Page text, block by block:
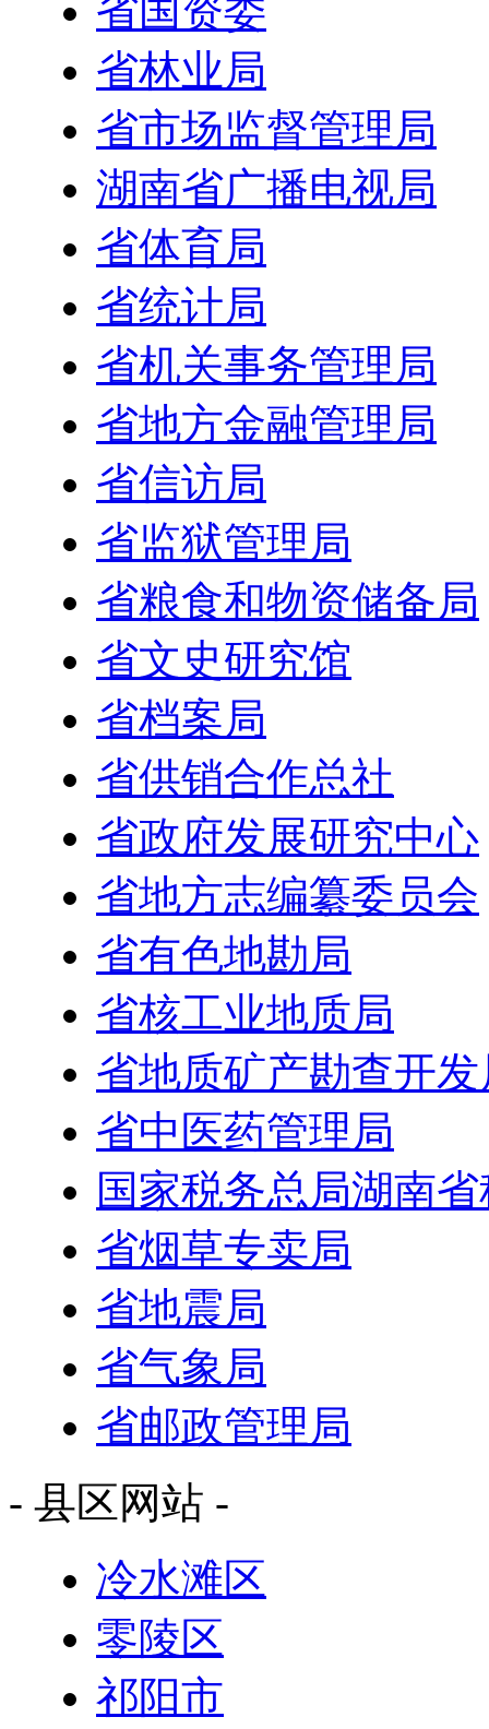
省国资委
省林业局
省市场监督管理局
湖南省广播电视局
省体育局
省统计局
省机关事务管理局
省地方金融管理局
省信访局
省监狱管理局
省粮食和物资储备局
省文史研究馆
省档案局
省供销合作总社
省政府发展研究中心
省地方志编纂委员会
省有色地勘局
省核工业地质局
省地质矿产勘查开发
省中医药管理局
国家税务总局湖南
省烟草专卖局
省地震局
省气象局
省邮政管理局
- 县区网站 -
冷水滩区
零陵区
祁阳市